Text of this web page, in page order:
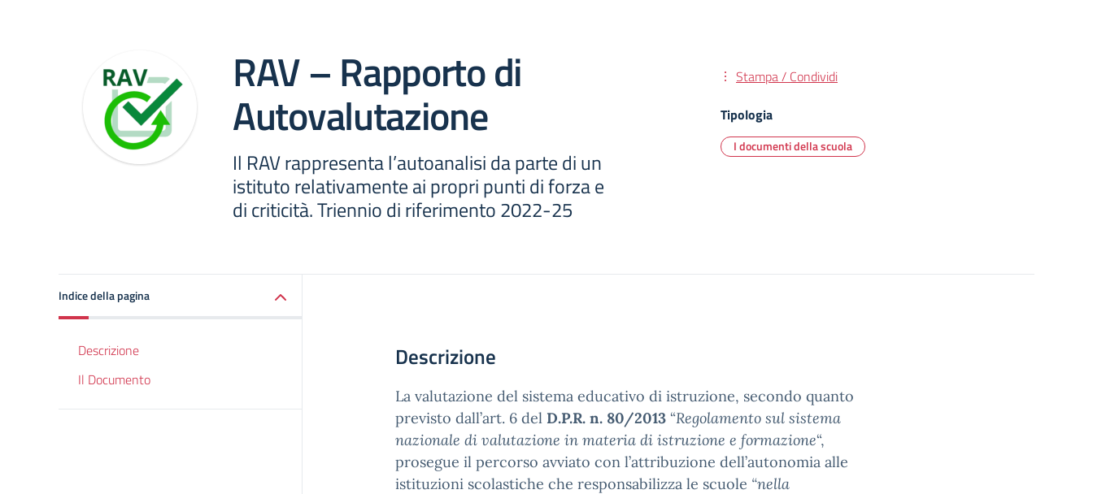
RAV – Rapporto di
Autovalutazione
Il RAV rappresenta l’autoanalisi da parte di un
istituto relativamente ai propri punti di forza e
di criticità. Triennio di riferimento 2022-25
Stampa / Condividi
Tipologia
I documenti della scuola
Indice della pagina
Descrizione
Il Documento
Descrizione
La valutazione del sistema educativo di istruzione, secondo quanto
previsto dall’art. 6 del D.P.R. n. 80/2013 “Regolamento sul sistema
nazionale di valutazione in materia di istruzione e formazione“,
prosegue il percorso avviato con l’attribuzione dell’autonomia alle
istituzioni scolastiche che responsabilizza le scuole “nella